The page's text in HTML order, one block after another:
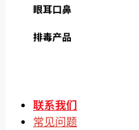
眼耳口鼻
排毒产品
联系我们
常见问题